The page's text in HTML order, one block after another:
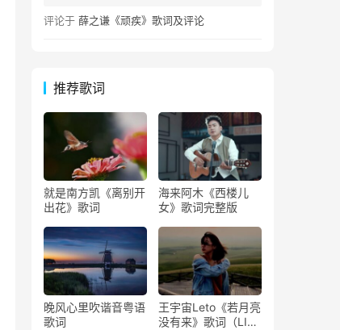
评论于 薛之谦《顽疾》歌词及评论
推荐歌词
就是南方凯《离别开
出花》歌词
海来阿木《西楼儿
女》歌词完整版
晚风心里吹谐音粤语
歌词
王宇宙Leto《若月亮
没有来》歌词（LIVE